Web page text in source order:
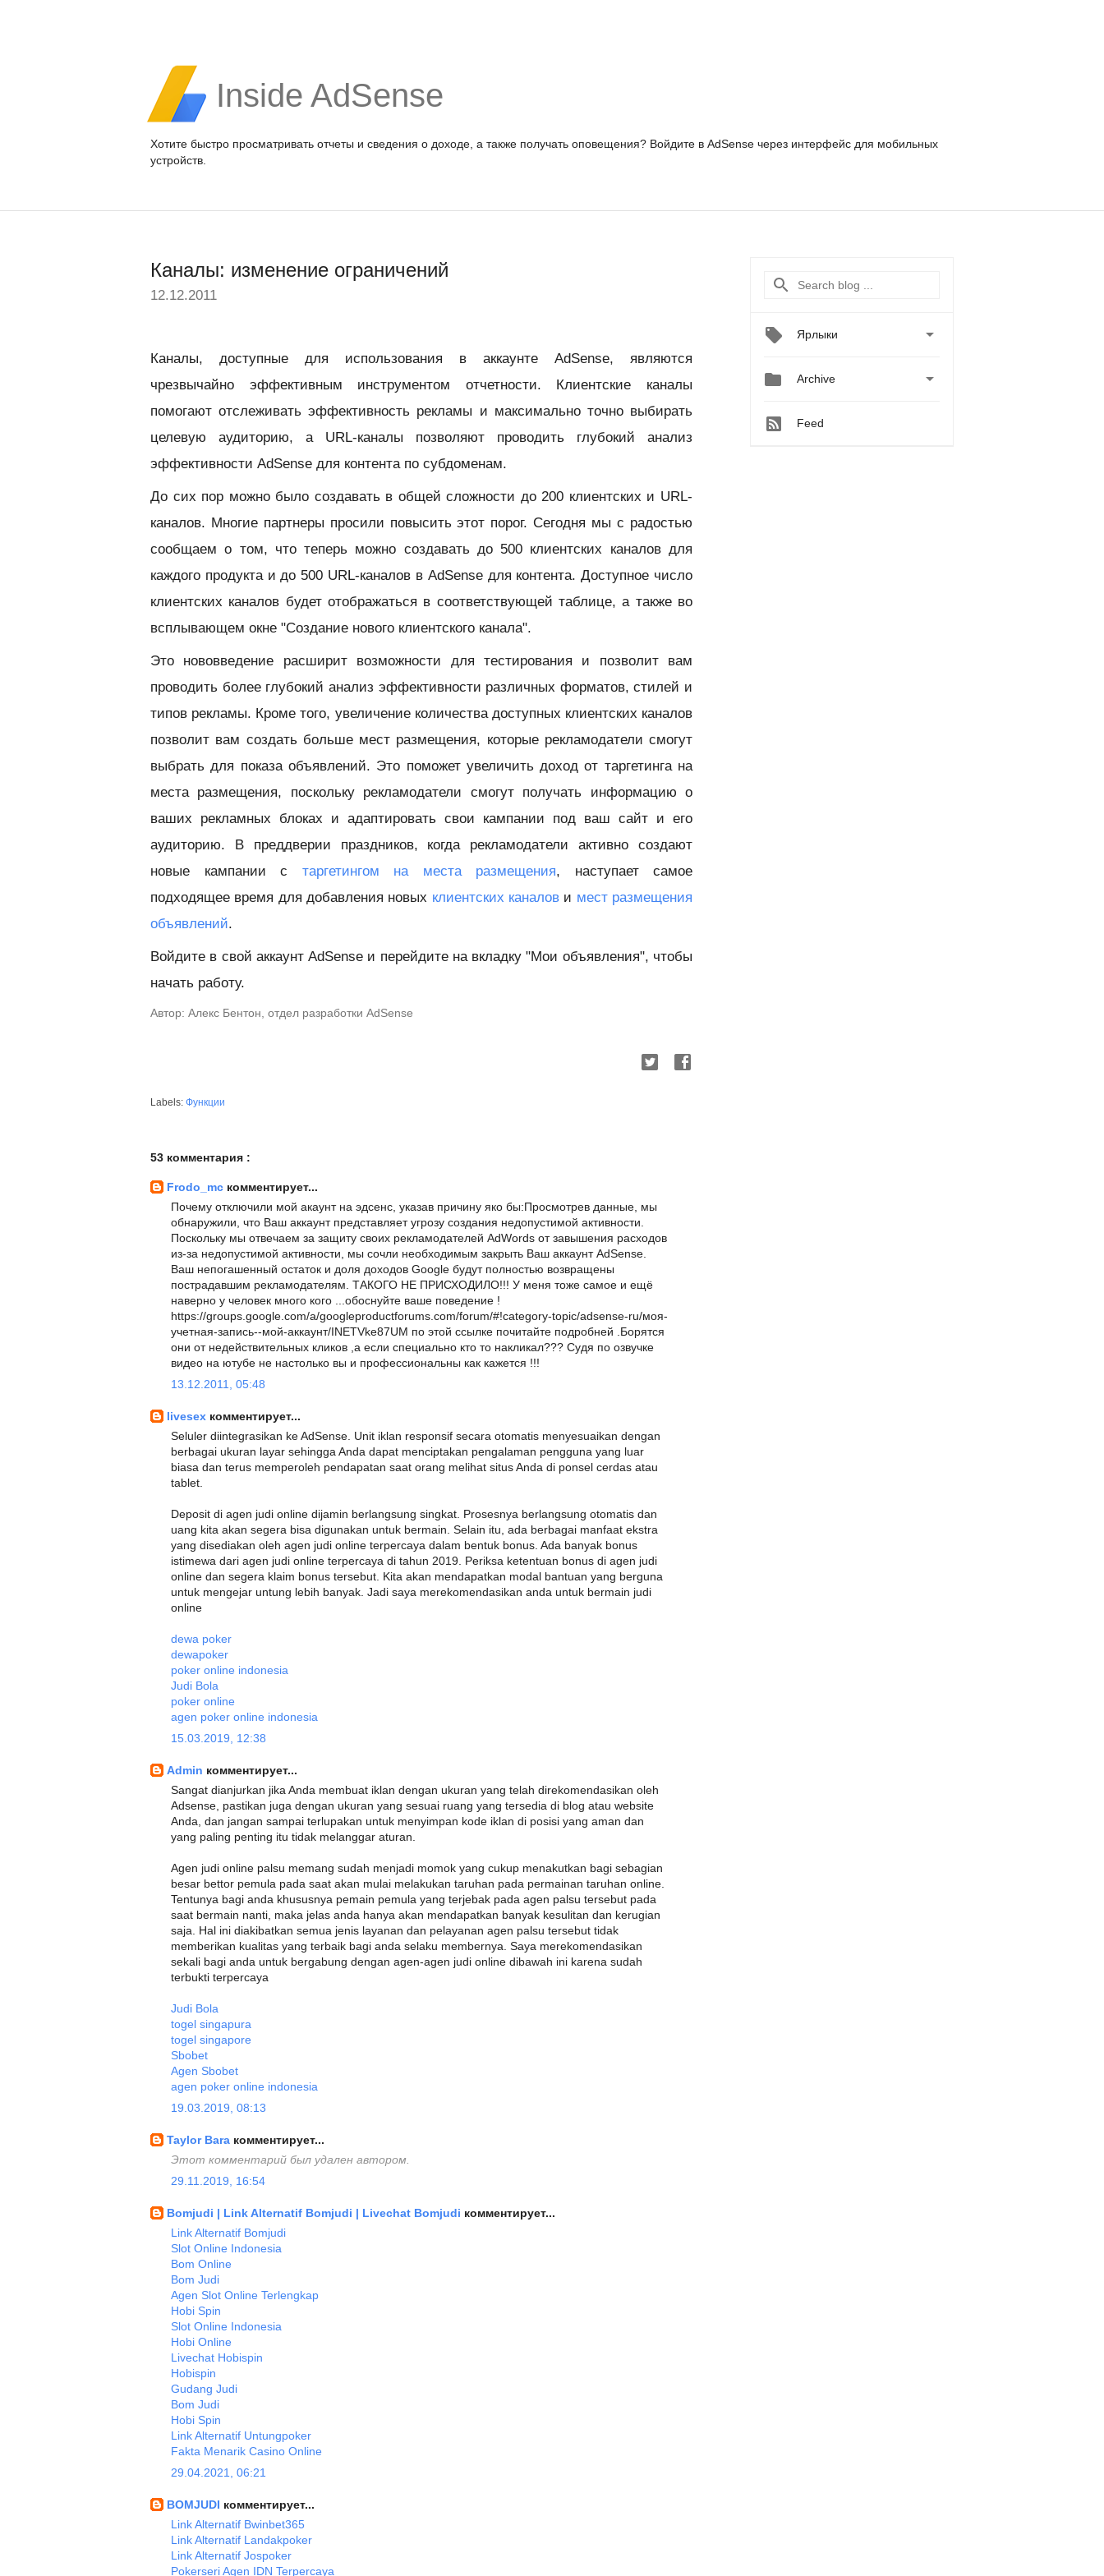
Inside AdSense
Хотите быстро просматривать отчеты и сведения о доходе, а также получать оповещения? Войдите в AdSense через интерфейс для мобильных
устройств.
Каналы: изменение ограничений
12.12.2011
Каналы, доступные для использования в аккаунте AdSense, являются
чрезвычайно эффективным инструментом отчетности. Клиентские каналы
помогают отслеживать эффективность рекламы и максимально точно выбирать
целевую аудиторию, а URL-каналы позволяют проводить глубокий анализ
эффективности AdSense для контента по субдоменам.
До сих пор можно было создавать в общей сложности до 200 клиентских и URL-
каналов. Многие партнеры просили повысить этот порог. Сегодня мы с радостью
сообщаем о том, что теперь можно создавать до 500 клиентских каналов для
каждого продуктаи до 500 URL-каналов в AdSense для контента. Доступное число
клиентских каналов будет отображаться в соответствующей таблице, а также во
всплывающем окне "Создание нового клиентского канала".
Это нововведение расширит возможности для тестирования и позволит вам
проводить более глубокий анализ эффективности различных форматов, стилей и
типов рекламы. Кроме того, увеличение количества доступных клиентских каналов
позволит вам создать больше мест размещения, которые рекламодатели смогут
выбрать для показа объявлений. Это поможет увеличить доход от таргетинга на
места размещения, поскольку рекламодатели смогут получать информацию о
ваших рекламных блоках и адаптировать свои кампании под ваш сайт и его
аудиторию. В преддверии праздников, когда рекламодатели активно создают
новые кампании с таргетингом на места размещения, наступает самое
подходящее время для добавления новых клиентских каналов и мест размещения
объявлений.
Войдите в свой аккаунт AdSense и перейдите на вкладку "Мои объявления", чтобы
начать работу.
Автор: Алекс Бентон, отдел разработки AdSense
Labels: Функции
53 комментария :
Frodo_mc комментирует...
Почему отключили мой акаунт на эдсенс, указав причину яко бы:Просмотрев данные, мы
обнаружили, что Ваш аккаунт представляет угрозу создания недопустимой активности.
Поскольку мы отвечаем за защиту своих рекламодателей AdWords от завышения расходов
из-за недопустимой активности, мы сочли необходимым закрыть Ваш аккаунт AdSense.
Ваш непогашенный остаток и доля доходов Google будут полностью возвращены
пострадавшим рекламодателям. ТАКОГО НЕ ПРИСХОДИЛО!!! У меня тоже самое и ещё
наверно у человек много кого ...обоснуйте ваше поведение !
https://groups.google.com/a/googleproductforums.com/forum/#!category-topic/adsense-ru/моя-
учетная-запись--мой-аккаунт/INETVke87UM по этой ссылке почитайте подробней .Борятся
они от недействительных кликов ,а если специально кто то накликал??? Судя по озвучке
видео на ютубе не настолько вы и профессиональны как кажется !!!
13.12.2011, 05:48
livesex комментирует...
Seluler diintegrasikan ke AdSense. Unit iklan responsif secara otomatis menyesuaikan dengan
berbagai ukuran layar sehingga Anda dapat menciptakan pengalaman pengguna yang luar
biasa dan terus memperoleh pendapatan saat orang melihat situs Anda di ponsel cerdas atau
tablet.
Deposit di agen judi online dijamin berlangsung singkat. Prosesnya berlangsung otomatis dan
uang kita akan segera bisa digunakan untuk bermain. Selain itu, ada berbagai manfaat ekstra
yang disediakan oleh agen judi online terpercaya dalam bentuk bonus. Ada banyak bonus
istimewa dari agen judi online terpercaya di tahun 2019. Periksa ketentuan bonus di agen judi
online dan segera klaim bonus tersebut. Kita akan mendapatkan modal bantuan yang berguna
untuk mengejar untung lebih banyak. Jadi saya merekomendasikan anda untuk bermain judi
online
dewa poker
dewapoker
poker online indonesia
Judi Bola
poker online
agen poker online indonesia
15.03.2019, 12:38
Admin комментирует...
Sangat dianjurkan jika Anda membuat iklan dengan ukuran yang telah direkomendasikan oleh
Adsense, pastikan juga dengan ukuran yang sesuai ruang yang tersedia di blog atau website
Anda, dan jangan sampai terlupakan untuk menyimpan kode iklan di posisi yang aman dan
yang paling penting itu tidak melanggar aturan.
Agen judi online palsu memang sudah menjadi momok yang cukup menakutkan bagi sebagian
besar bettor pemula pada saat akan mulai melakukan taruhan pada permainan taruhan online.
Tentunya bagi anda khususnya pemain pemula yang terjebak pada agen palsu tersebut pada
saat bermain nanti, maka jelas anda hanya akan mendapatkan banyak kesulitan dan kerugian
saja. Hal ini diakibatkan semua jenis layanan dan pelayanan agen palsu tersebut tidak
memberikan kualitas yang terbaik bagi anda selaku membernya. Saya merekomendasikan
sekali bagi anda untuk bergabung dengan agen-agen judi online dibawah ini karena sudah
terbukti terpercaya
Judi Bola
togel singapura
togel singapore
Sbobet
Agen Sbobet
agen poker online indonesia
19.03.2019, 08:13
Taylor Bara комментирует...
Этот комментарий был удален автором.
29.11.2019, 16:54
Bomjudi | Link Alternatif Bomjudi | Livechat Bomjudi комментирует...
Link Alternatif Bomjudi
Slot Online Indonesia
Bom Online
Bom Judi
Agen Slot Online Terlengkap
Hobi Spin
Slot Online Indonesia
Hobi Online
Livechat Hobispin
Hobispin
Gudang Judi
Bom Judi
Hobi Spin
Link Alternatif Untungpoker
Fakta Menarik Casino Online
29.04.2021, 06:21
BOMJUDI комментирует...
Link Alternatif Bwinbet365
Link Alternatif Landakpoker
Link Alternatif Jospoker
Pokerseri Agen IDN Terpercaya
Ярлыки 
 Archive 
Feed